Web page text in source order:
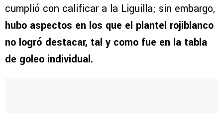
cumplió con calificar a la Liguilla; sin embargo,
hubo aspectos en los que el plantel rojiblanco
no logró destacar, tal y como fue en la tabla
de goleo individual.